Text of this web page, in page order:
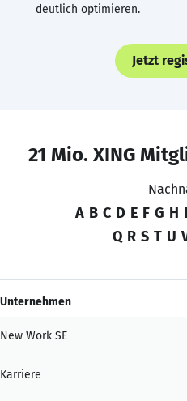
deutlich optimieren.
Jetzt
21 Mio. XING
A B C D E F G H I
Q R S T U
Unternehmen
New Work SE
Karriere